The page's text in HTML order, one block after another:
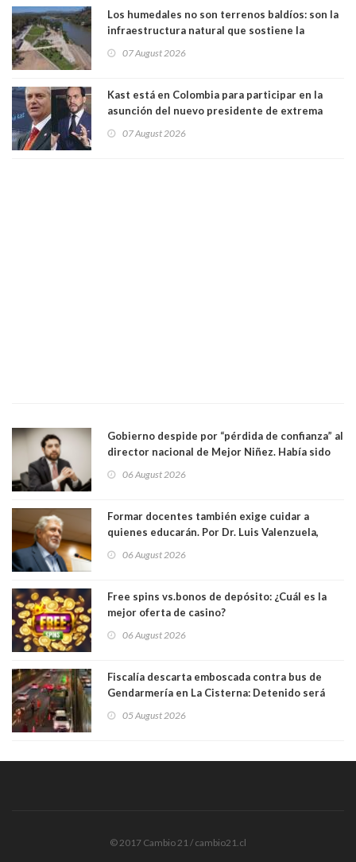
Los humedales no son terrenos baldíos: son la
infraestructura natural que sostiene la
vida. Por Alfredo Peña, Periodista
07 August 2026
Kast está en Colombia para participar en la
asunción del nuevo presidente de extrema
derecha Abelardo de la Espriella
07 August 2026
Gobierno despide por “pérdida de confianza” al
director nacional de Mejor Niñez. Había sido
elegido por Alta Dirección Pública
06 August 2026
Formar docentes también exige cuidar a
quienes educarán. Por Dr. Luis Valenzuela,
Patricia Bravo Rojas, Francisca Paudif Carcamo,
Académicos U. Católica Silva Henríquez
06 August 2026
Free spins vs.bonos de depósito: ¿Cuál es la
mejor oferta de casino?
06 August 2026
Fiscalía descarta emboscada contra bus de
Gendarmería en La Cisterna: Detenido será
formalizado por robo
05 August 2026
© 2017 Cambio 21 / cambio21.cl